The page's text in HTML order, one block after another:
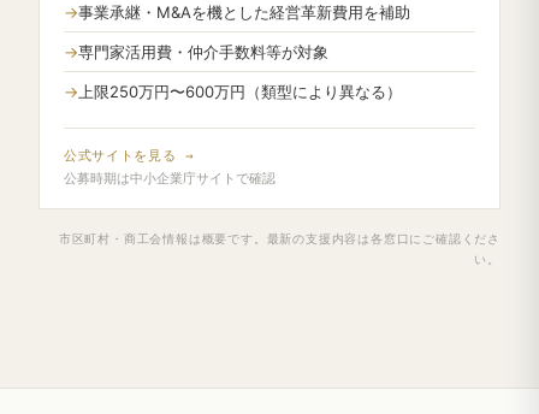
事業承継・M&Aを機とした経営革新費用を補助
専門家活用費・仲介手数料等が対象
上限250万円〜600万円（類型により異なる）
公式サイトを見る →
公募時期は中小企業庁サイトで確認
市区町村・商工会情報は概要です。最新の支援内容は各窓口にご確認くださ
い。